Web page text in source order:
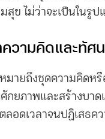
สุข ไม่ว่าจะเป็นใน
วามคิดและทั
หมายถึงชุดความคิด
กยภาพและสร้างบาด
ลอดเวลาจนปฏิเสธค